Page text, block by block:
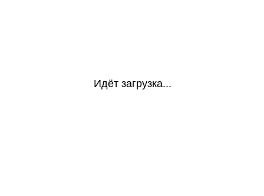
Идёт загрузка...